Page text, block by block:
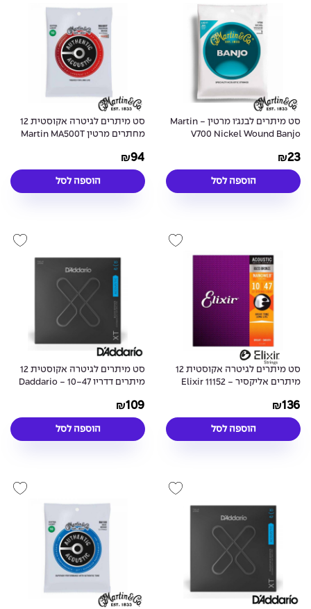
סט מיתרים לבנג'ו מרטין - Martin
V700 Nickel Wound Banjo
₪23
הוספה לסל
סט מיתרים לגיטרה אקוסטית 12
מחתרים מרטין Martin MA500T
Acoustic Guitar Strings - 11-52
₪94
הוספה לסל
סט מיתרים לגיטרה אקוסטית 12
מיתרים אליקסיר - Elixir 11152
String NANOWEB Coated 10-47
₪136
הוספה לסל
סט מיתרים לגיטרה אקוסטית 12
מיתרים דדריו 10-47 - Daddario
Strings
₪109
הוספה לסל